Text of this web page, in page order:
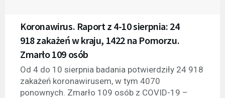
Koronawirus. Raport z 4-10 sierpnia: 24
918 zakażeń w kraju, 1422 na Pomorzu.
Zmarło 109 osób
Od 4 do 10 sierpnia badania potwierdziły 24 918
zakażeń koronawirusem, w tym 4070
ponownych. Zmarło 109 osób z COVID-19 –